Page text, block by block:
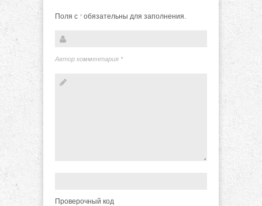
Поля с *обязательны для заполнения.
Автор комментария *
Проверочный код